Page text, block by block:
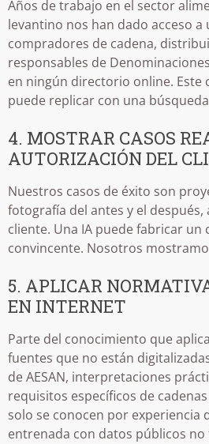
Años de trabajo en el sector
levantino nos han dado acceso a
compradores de cadena,
responsables de
en ningún directorio online. Este
puede replicar con una
4. MOSTRAR CASOS
AUTORIZACIÓN DEL
Nuestros casos de éxito son
fotografía del antes y el
cliente. Una IA puede fabricar un
convincente. Nosotros
5. APLICAR
EN INTERNET
Parte del conocimiento que
fuentes que no están
de AESAN, interpretaciones
requisitos específicos de
solo se conocen por experiencia
entrenada con datos públicos no